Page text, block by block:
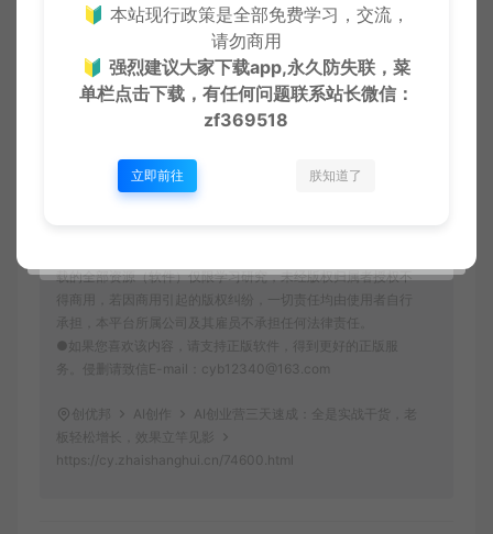
●本站仅提供资源学习下载，资源费用仅为赞助站长的整理
费，不代表资源自身价值也不包含任何服务。任何个人或组
织，在未征得本站同意时，禁止复制、盗用、采集、发布本站
内容到任何各类媒体平台。
●如若本站内容侵犯了原著者的合法权益，可联系我们进行处
有内容及软件的文章仅限用于学习和研究目的。
●用户必须遵守《计算机软件保护条例(2013修订)》第十七
载的全部资源（软件）仅限学习研究，未经版权归属者授权不
得商用，若因商用引起的版权纠纷，一切责任均由使用者自行
承担，本平台所属公司及其雇员不承担任何法律责任。
●如果您喜欢该内容，请支持正版软件，得到更好的正版服
务。侵删请致信E-mail：cyb12340@163.com
创优邦 AI创作
AI创业营三天速成：全是实战干货，老
板轻松增长，效果立竿见影
https://cy.zhaishanghui.cn/74600.html
🔰 本站现行政策是全部免费学习，交流，
请勿商用
🔰强烈建议大家下载app,永久防失联，菜
单栏点击下载，有任何问题联系站长微信：
zf369518
立即前往 朕知道了